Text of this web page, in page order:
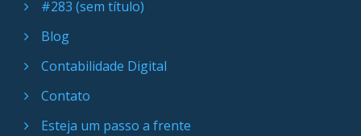
#283 (sem título)
Blog
Contabilidade Digital
Contato
Esteja um passo a frente